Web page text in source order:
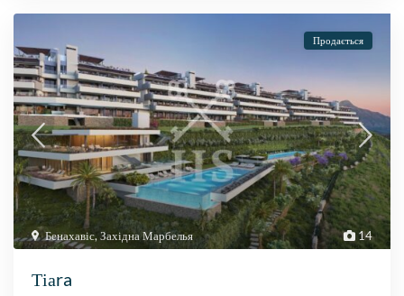
14
Бенахавіс,Західна Марбелья
Продається
Тіаra